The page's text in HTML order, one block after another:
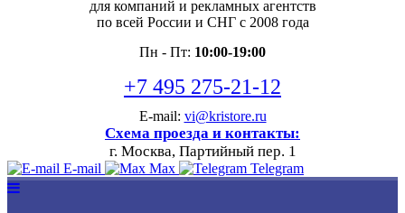
для компаний и рекламных агентств
по всей России и СНГ с 2008 года
Пн - Пт: 10:00-19:00
+7 495 275-21-12
E-mail: vi@kristore.ru
Схема проезда и контакты:
г. Москва, Партийный пер. 1
E-mail Max Telegram